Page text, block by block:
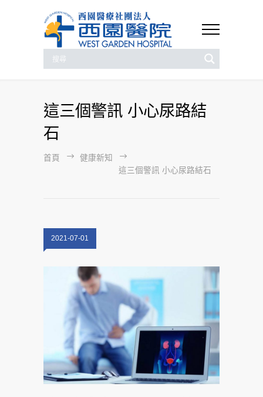
這三個警訊 小心尿路結
石
首頁
健康新知
這三個警訊 小心尿路結石
2021-07-01